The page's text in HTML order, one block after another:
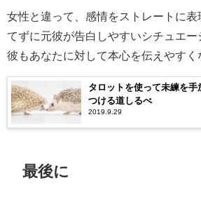
女性と違って、感情をストレートに
てずに元彼が告白しやすいシチュエ
彼もあなたに対して本心を伝えやすく
タロットを使って未練を
つける道しるべ
2019.9.29
最後に